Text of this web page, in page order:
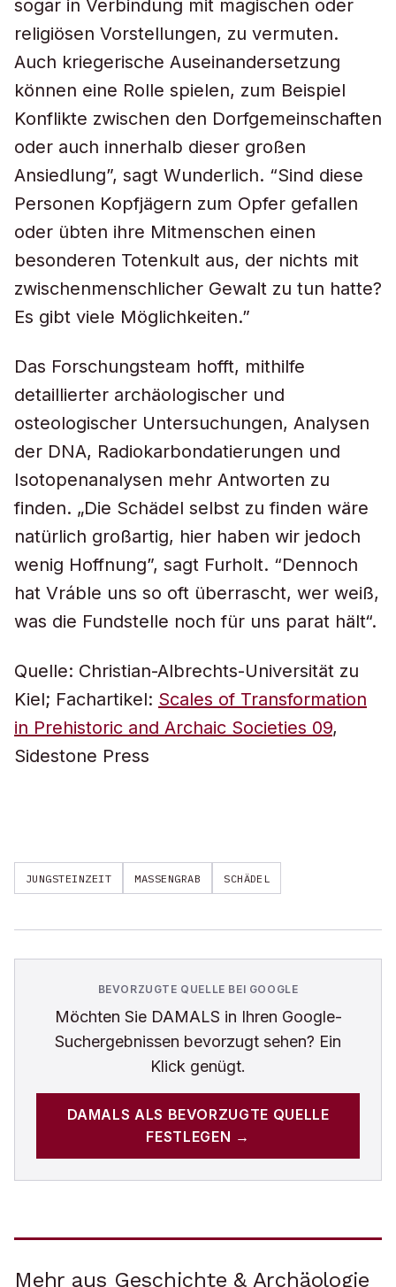
sogar in Verbindung mit magischen oder
religiösen Vorstellungen, zu vermuten.
Auch kriegerische Auseinandersetzung
können eine Rolle spielen, zum Beispiel
Konflikte zwischen den Dorfgemeinschaften
oder auch innerhalb dieser großen
Ansiedlung”, sagt Wunderlich. “Sind diese
Personen Kopfjägern zum Opfer gefallen
oder übten ihre Mitmenschen einen
besonderen Totenkult aus, der nichts mit
zwischenmenschlicher Gewalt zu tun hatte?
Es gibt viele Möglichkeiten.”
Das Forschungsteam hofft, mithilfe
detaillierter archäologischer und
osteologischer Untersuchungen, Analysen
der DNA, Radiokarbondatierungen und
Isotopenanalysen mehr Antworten zu
finden. „Die Schädel selbst zu finden wäre
natürlich großartig, hier haben wir jedoch
wenig Hoffnung”, sagt Furholt. “Dennoch
hat Vráble uns so oft überrascht, wer weiß,
was die Fundstelle noch für uns parat hält“.
Quelle: Christian-Albrechts-Universität zu
Kiel; Fachartikel: Scales of Transformation
in Prehistoric and Archaic Societies 09,
Sidestone Press
JUNGSTEINZEIT MASSENGRAB SCHÄDEL
BEVORZUGTE QUELLE BEI GOOGLE
Möchten Sie DAMALS in Ihren Google-
Suchergebnissen bevorzugt sehen? Ein
Klick genügt.
DAMALS ALS BEVORZUGTE QUELLE
FESTLEGEN →
Mehr aus Geschichte & Archäologie